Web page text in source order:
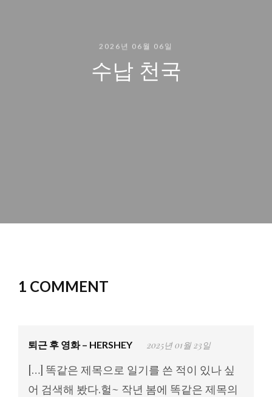
2026년 06월 06일
수납 천국
1 COMMENT
퇴근 후 영화 – HERSHEY 2025년 01월 23일
[…] 똑같은 제목으로 일기를 쓴 적이 있나 싶
어 검색해 봤다.헐~ 작년 봄에 똑같은 제목의